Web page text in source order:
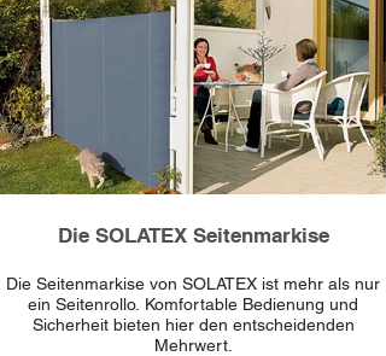
Die SOLATEX Seitenmarkise
Die Seitenmarkise von SOLATEX ist mehr als nur
ein Seitenrollo. Komfortable Bedienung und
Sicherheit bieten hier den entscheidenden
Mehrwert.